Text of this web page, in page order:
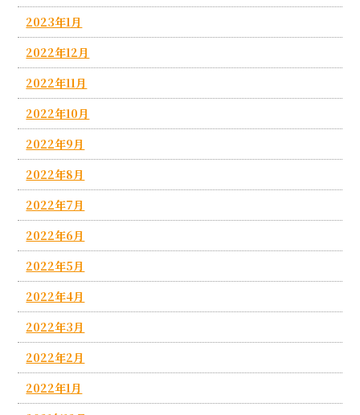
2023年1月
2022年12月
2022年11月
2022年10月
2022年9月
2022年8月
2022年7月
2022年6月
2022年5月
2022年4月
2022年3月
2022年2月
2022年1月